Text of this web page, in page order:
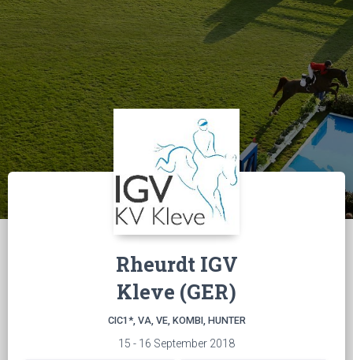
Rheurdt IGV
Kleve (GER)
CIC1*, VA, VE, KOMBI, HUNTER
15 - 16 September 2018